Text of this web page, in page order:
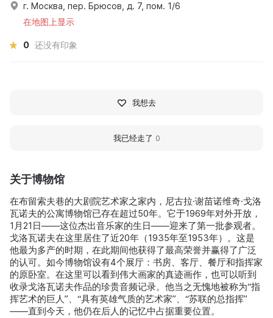
关于博物馆
在布留索夫巷的大剧院艺术家之家内，尼古拉·谢苗诺维奇·戈洛
瓦诺夫的公寓博物馆已存在超过50年。它于1969年对外开放，
1月21日——这位杰出音乐家的生日——迎来了第一批参观者。
戈洛瓦诺夫在这里居住了近20年（1935年至1953年）。这是
他最为多产的时期，在此期间他获得了最高荣誉并赢得了广泛
的认可。如今博物馆设有4个展厅：书房、客厅、餐厅和指挥家
的原卧室。在这里可以看到伟大画家的真迹画作，也可以听到
收录戈洛瓦诺夫作品的珍贵音频记录。他当之无愧地被称为“指
挥艺术的巨人”、“具有英雄气质的艺术家”、“苏联的总指挥”
——直到今天，他仍在后人的记忆中占据重要位置。
г. Москва, пер. Брюсов, д. 7, пом. 1/6
在地图上显示
0 还没有印象
我想去
我已经走了 0